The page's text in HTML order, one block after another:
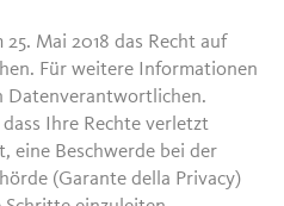
Mai 2018 das Recht auf
Für weitere Informationen
Datenverantwortlichen.
Ihre Rechte verletzt
eine Beschwerde bei der
(Garante della Privacy)